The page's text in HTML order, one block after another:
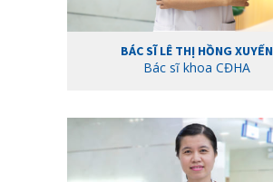
BÁC SĨ LÊ THỊ HỒNG XUYẾN
Bác sĩ khoa CĐHA